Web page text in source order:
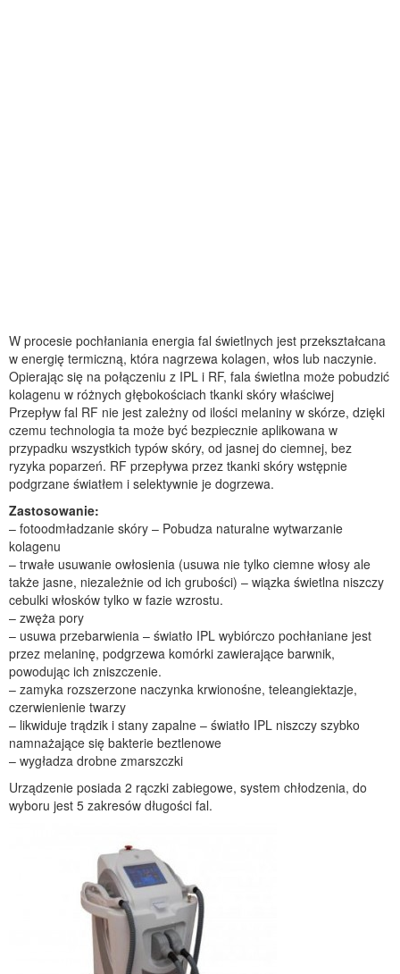
W procesie pochłaniania energia fal świetlnych jest przekształcana
w energię termiczną, która nagrzewa kolagen, włos lub naczynie.
Opierając się na połączeniu z IPL i RF, fala świetlna może pobudzić
kolagenu w różnych głębokościach tkanki skóry właściwej
Przepływ fal RF nie jest zależny od ilości melaniny w skórze, dzięki
czemu technologia ta może być bezpiecznie aplikowana w
przypadku wszystkich typów skóry, od jasnej do ciemnej, bez
ryzyka poparzeń. RF przepływa przez tkanki skóry wstępnie
podgrzane światłem i selektywnie je dogrzewa.
Zastosowanie:
– fotoodmładzanie skóry – Pobudza naturalne wytwarzanie
kolagenu
– trwałe usuwanie owłosienia (usuwa nie tylko ciemne włosy ale
także jasne, niezależnie od ich grubości) – wiązka świetlna niszczy
cebulki włosków tylko w fazie wzrostu.
– zwęża pory
– usuwa przebarwienia – światło IPL wybiórczo pochłaniane jest
przez melaninę, podgrzewa komórki zawierające barwnik,
powodując ich zniszczenie.
– zamyka rozszerzone naczynka krwionośne, teleangiektazje,
czerwienienie twarzy
– likwiduje trądzik i stany zapalne – światło IPL niszczy szybko
namnażające się bakterie beztlenowe
– wygładza drobne zmarszczki
Urządzenie posiada 2 rączki zabiegowe, system chłodzenia, do
wyboru jest 5 zakresów długości fal.